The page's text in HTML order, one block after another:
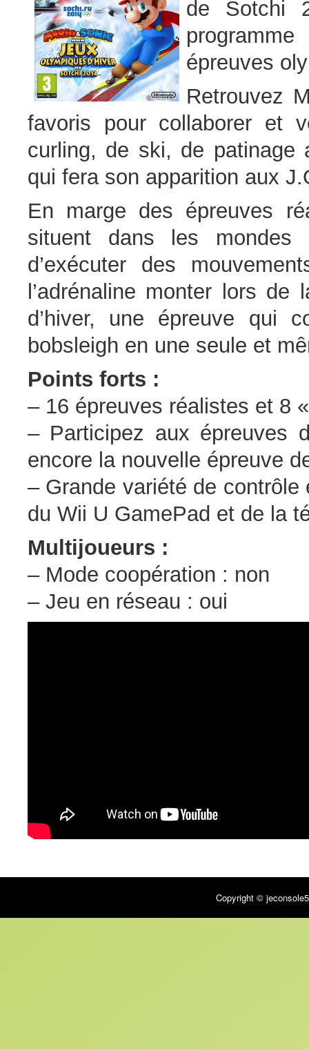
de Sotchi
épreuves
Retrouvez
favoris pour collaborer et
curling, de ski, de patinage
qui fera son apparition aux
En marge des épreuves
situent dans les
d’exécuter des
l’adrénaline monter lors
d’hiver, une épreuve qui
bobsleigh en une seule et
Points forts :
– 16 épreuves réalistes et 8
– Participez aux épreuves
encore la nouvelle épreuve
– Grande variété de contrôle
du Wii U GamePad et de la
Multijoueurs :
– Mode coopération : non
– Jeu en réseau : oui
Copyright ©